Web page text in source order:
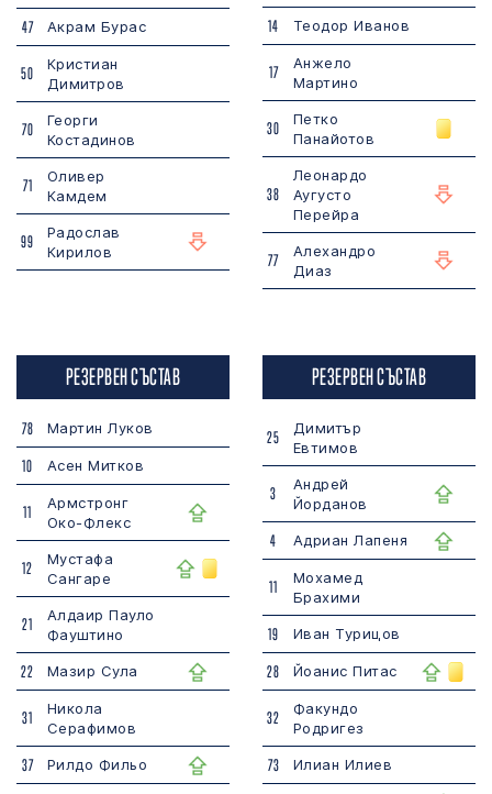
47 Акрам Бурас
50
Кристиан
Димитров
70
Георги
Костадинов
71
Оливер
Камдем
99
Радослав
Кирилов
14 Теодор Иванов
17
Анжело
Мартино
30
Петко
Панайотов
38
Леонардо
Аугусто
Перейра
77
Алехандро
Диаз
РЕЗЕРВЕН СЪСТАВ РЕЗЕРВЕН СЪСТАВ
78 Мартин Луков
10 Асен Митков
11
Армстронг
Око-Флекс
12
Мустафа
Сангаре
21
Алдаир Пауло
Фауштино
22 Мазир Сула
31
Никола
Серафимов
37 Рилдо Фильо
25
Димитър
Евтимов
3
Андрей
Йорданов
4 Адриан Лапеня
11
Мохамед
Брахими
19 Иван Турицов
28 Йоанис Питас
32
Факундо
Родригез
73 Илиан Илиев